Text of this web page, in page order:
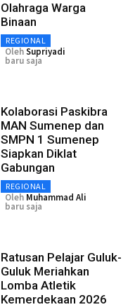
Olahraga Warga
Binaan
REGIONAL
OlehSupriyadi
baru saja
Kolaborasi Paskibra
MAN Sumenep dan
SMPN 1 Sumenep
Siapkan Diklat
Gabungan
REGIONAL
Oleh Muhammad Ali
baru saja
Ratusan Pelajar Guluk-
Guluk Meriahkan
Lomba Atletik
Kemerdekaan 2026